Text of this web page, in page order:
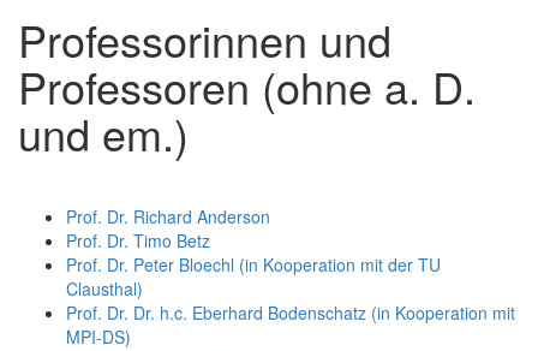
Professorinnen und
Professoren (ohne a. D.
und em.)
Prof. Dr. Richard Anderson
Prof. Dr. Timo Betz
Prof. Dr. Peter Bloechl (in Kooperation mit der TU
Clausthal)
Prof. Dr. Dr. h.c. Eberhard Bodenschatz (in Kooperation mit
MPI-DS)